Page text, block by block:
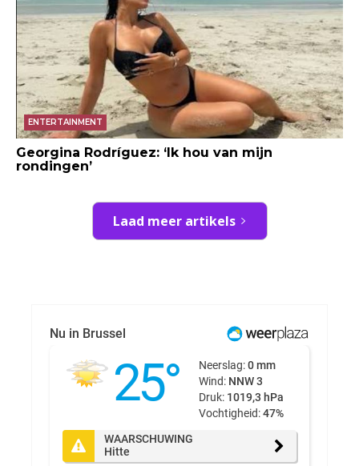
ENTERTAINMENT
Georgina Rodríguez: ‘Ik hou van mijn
rondingen’
Laad meer artikels